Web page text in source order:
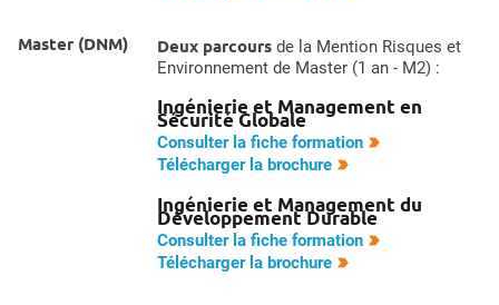
Master (DNM) Deux parcoursde la Mention Risques et
Environnement de Master (1 an - M2) :
Ingénierie et Management en
Sécurité Globale
Consulter la fiche formation
Télécharger la brochure
Ingénierie et Management du
Développement Durable
Consulter la fiche formation
Télécharger la brochure